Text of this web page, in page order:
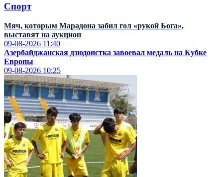
Спорт
Мяч, которым Марадона забил гол «рукой Бога»,
выставят на аукцион
09-08-2026 11:40
Азербайджанская дзюдоистка завоевал медаль на Кубке
Европы
09-08-2026 10:25